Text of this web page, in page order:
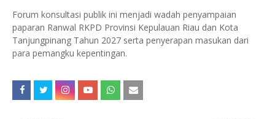
Forum konsultasi publik ini menjadi wadah penyampaian
paparan Ranwal RKPD Provinsi Kepulauan Riau dan Kota
Tanjungpinang Tahun 2027 serta penyerapan masukan dari
para pemangku kepentingan.